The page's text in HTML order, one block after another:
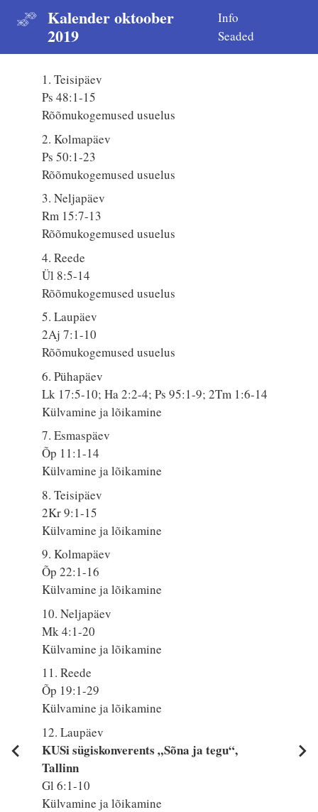
Kalender oktoober
2019
Info
Seaded
1. Teisipäev
Ps 48:1-15
Rõõmukogemused usuelus
2. Kolmapäev
Ps 50:1-23
Rõõmukogemused usuelus
3. Neljapäev
Rm 15:7-13
Rõõmukogemused usuelus
4. Reede
Ül 8:5-14
Rõõmukogemused usuelus
5. Laupäev
2Aj 7:1-10
Rõõmukogemused usuelus
6. Pühapäev
Lk 17:5-10; Ha 2:2-4; Ps 95:1-9; 2Tm 1:6-14
Külvamine ja lõikamine
7. Esmaspäev
Õp 11:1-14
Külvamine ja lõikamine
8. Teisipäev
2Kr 9:1-15
Külvamine ja lõikamine
9. Kolmapäev
Õp 22:1-16
Külvamine ja lõikamine
10. Neljapäev
Mk 4:1-20
Külvamine ja lõikamine
11. Reede
Õp 19:1-29
Külvamine ja lõikamine
12. Laupäev
KUSi sügiskonverents „Sõna ja tegu“,
Tallinn
Gl 6:1-10
Külvamine ja lõikamine